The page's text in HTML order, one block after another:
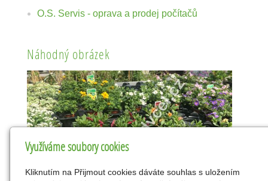
O.S. Servis - oprava a prodej počítačů
Náhodný obrázek
Využíváme soubory cookies
Kliknutím na Přijmout cookies dáváte souhlas s uložením